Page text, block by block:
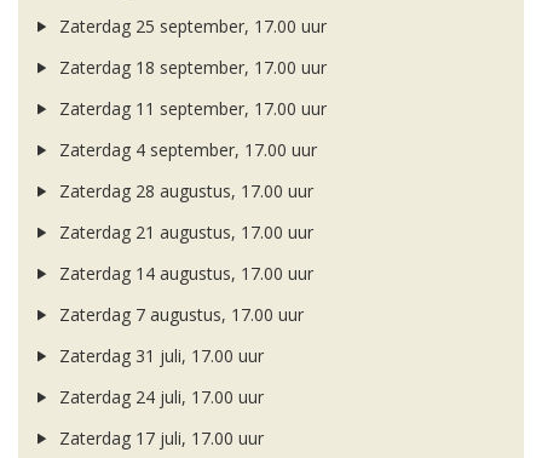
Zaterdag 25 september, 17.00 uur
Zaterdag 18 september, 17.00 uur
Zaterdag 11 september, 17.00 uur
Zaterdag 4 september, 17.00 uur
Zaterdag 28 augustus, 17.00 uur
Zaterdag 21 augustus, 17.00 uur
Zaterdag 14 augustus, 17.00 uur
Zaterdag 7 augustus, 17.00 uur
Zaterdag 31 juli, 17.00 uur
Zaterdag 24 juli, 17.00 uur
Zaterdag 17 juli, 17.00 uur